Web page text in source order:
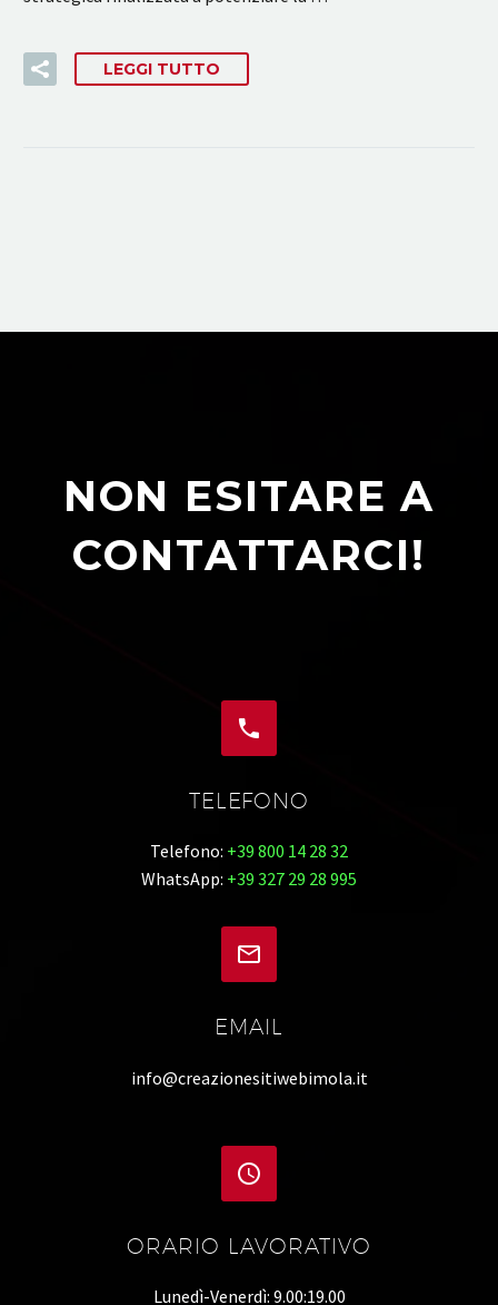
LEGGI TUTTO
NON ESITARE A
CONTATTARCI!


TELEFONO
Telefono: +39 800 14 28 32
WhatsApp: +39 327 29 28 995


EMAIL
info@creazionesitiwebimola.it


ORARIO LAVORATIVO
Lunedì-Venerdì: 9.00:19.00